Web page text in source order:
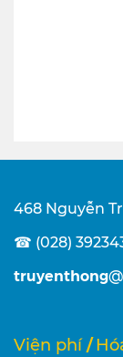
468 Nguyễn
☎ (028)
truyenthong
Viện phí /